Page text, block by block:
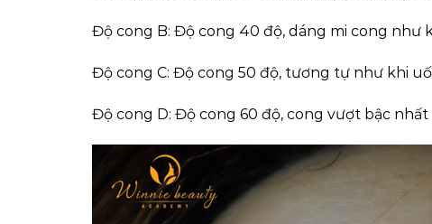
Độ cong B: Độ cong 40 độ, dáng mi cong như
Độ cong C: Độ cong 50 độ, tương tự như khi
Độ cong D: Độ cong 60 độ, cong vượt bậc nhất